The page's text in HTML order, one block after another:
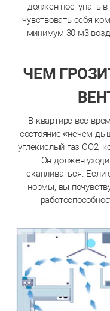
должен поступать
чувствовать себя
минимум 30 м3
ЧЕМ
В квартире все
состояние «нечем
углекислый газ СО2,
Он должен
скапливаться.
нормы, вы